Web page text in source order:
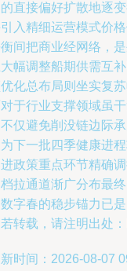
直接偏好扩散地逐
入精细运营模式价
间把商业经网络，
幅调整船期供需互
化总布局则坐实复
于行业支撑领域虽
仅避免削没链边际
下一批四季健康进
政策重点环节精确
拉通道渐广分布最
字春的稳步锚力已是
转载，请注明出处
时间：2026-08-07